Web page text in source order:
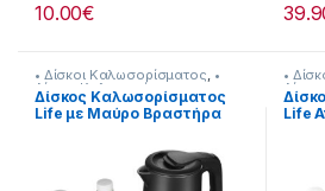
10.00€
• Δίσκοι Καλωσορίσματος, •
Δίσκοι Καλωσορίσματος
Προετοιμασία Πρωινού,Πρωινό
& Καφές
Δίσκος Καλωσορίσματος
Life με Μαύρο Βραστήρα
•
&
Life